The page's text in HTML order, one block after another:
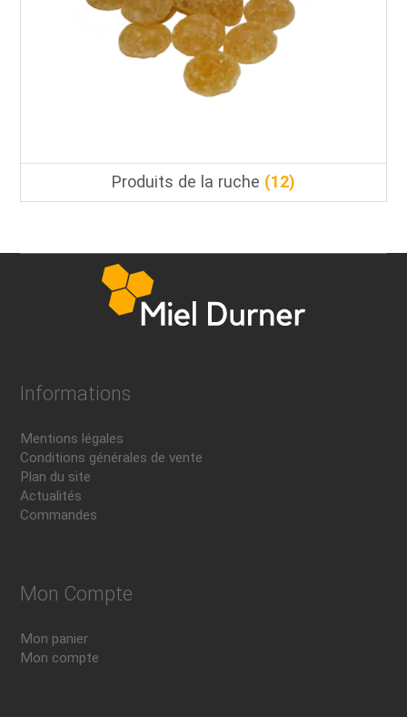
Produits de la ruche (12)
Informations
Mentions légales
Conditions générales de vente
Plan du site
Actualités
Commandes
Mon Compte
Mon panier
Mon compte